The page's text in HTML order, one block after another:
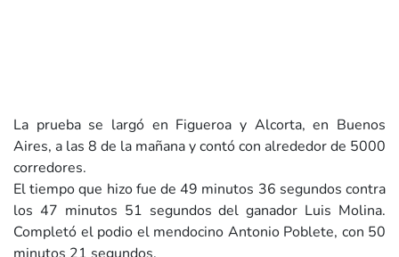
La prueba se largó en Figueroa y Alcorta, en Buenos
Aires, a las 8 de la mañana y contó con alrededor de 5000
corredores.
El tiempo que hizo fue de 49 minutos 36 segundos contra
los 47 minutos 51 segundos del ganador Luis Molina.
Completó el podio el mendocino Antonio Poblete, con 50